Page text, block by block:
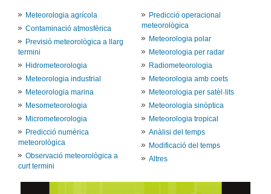
Meteorologia agrícola
Contaminació atmosfèrica
Previsió meteorològica a llarg
termini
Hidrometeorologia
Meteorologia industrial
Meteorologia marina
Mesometeorologia
Micrometeorologia
Predicció numèrica
meteorològica
Observació meteorològica a
curt termini
Predicció operacional
meteorològica
Meteorologia polar
Meteorologia per radar
Radiometeorologia
Meteorologia amb coets
Meteorologia per satèl·lits
Meteorologia sinòptica
Meteorologia tropical
Anàlisi del temps
Modificació del temps
Altres